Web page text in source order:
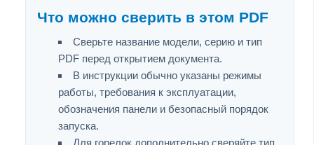
Что можно сверить в этом PDF
Сверьте название модели, серию и тип
PDF перед открытием документа.
В инструкции обычно указаны режимы
работы, требования к эксплуатации,
обозначения панели и безопасный порядок
запуска.
Для горелок дополнительно сверяйте тип